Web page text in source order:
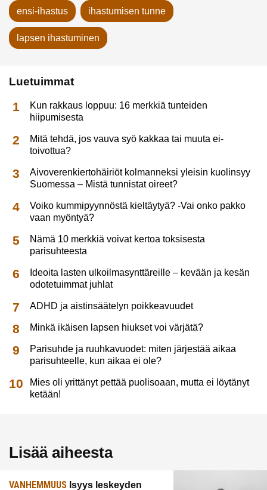
ensi-ihastus ihastumisen tunne
lapsen ihastuminen
Luetuimmat
Kun rakkaus loppuu: 16 merkkiä tunteiden
hiipumisesta
Mitä tehdä, jos vauva syö kakkaa tai muuta ei-
toivottua?
Aivoverenkiertohäiriöt kolmanneksi yleisin kuolinsyy
Suomessa – Mistä tunnistat oireet?
Voiko kummipyynnöstä kieltäytyä? -Vai onko pakko
vaan myöntyä?
Nämä 10 merkkiä voivat kertoa toksisesta
parisuhteesta
Ideoita lasten ulkoilmasynttäreille – kevään ja kesän
odotetuimmat juhlat
ADHD ja aistinsäätelyn poikkeavuudet
Minkä ikäisen lapsen hiukset voi värjätä?
Parisuhde ja ruuhkavuodet: miten järjestää aikaa
parisuhteelle, kun aikaa ei ole?
Mies oli yrittänyt pettää puolisoaan, mutta ei löytänyt
ketään!
Lisää aiheesta
VANHEMMUUS Isyys leskeyden